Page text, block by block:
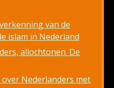
van de
islam in Nederland
allochtonen. De
over Nederlanders met